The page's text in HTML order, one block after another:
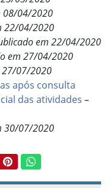
08/04/2020
22/04/2020
em 22/04/2020
em 27/04/2020
27/07/2020
após consulta
das atividades –
30/07/2020
PinterestWhatsApp